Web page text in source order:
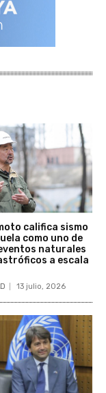
califica sismo
como uno de
naturales
a escala
13 julio, 2026